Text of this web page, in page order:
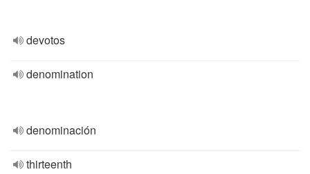
devotos
denomination
denominación
thirteenth